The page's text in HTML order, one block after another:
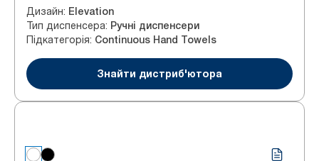
подачею, білий
Дизайн: Elevation
Тип диспенсера: Ручні диспенсери
Підкатегорія: Continuous Hand Towels
Знайти дистриб'ютора